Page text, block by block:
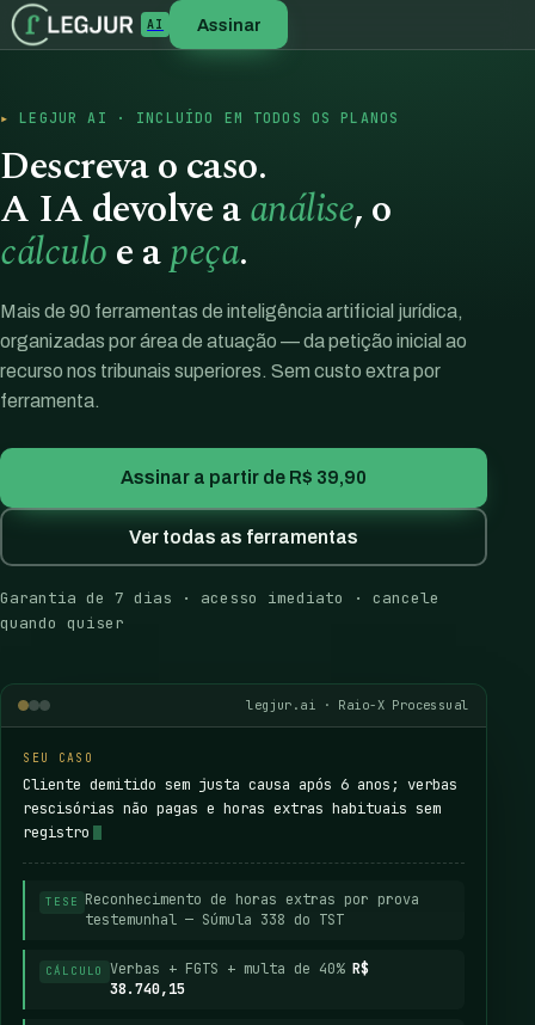
AI Assinar
LEGJUR AI · INCLUÍDO EM TODOS OS PLANOS
Descreva o caso.
A IA devolve aanálise, o
cálculoe apeça.
Mais de 90 ferramentas de inteligência artificial jurídica,
organizadas por área de atuação — da petição inicial ao
recurso nos tribunais superiores. Sem custo extra por
ferramenta.
Assinar a partir de R$ 39,90
Ver todas as ferramentas
Garantia de 7 dias · acesso imediato · cancele
quando quiser
legjur.ai · Raio-X Processual
SEU CASO
Cliente demitido sem justa causa após 6 anos; verbas
rescisórias não pagas e horas extras habituais sem
registro
TESE
Reconhecimento de horas extras por prova
testemunhal — Súmula 338 do TST
CÁLCULO Verbas + FGTS + multa de 40% R$
38.740,15